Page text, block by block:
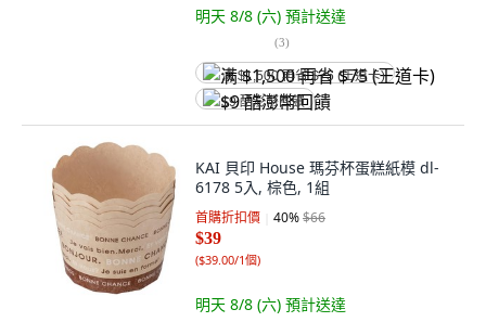
明天 8/8 (六) 預計送達
(3)
满 $1,500 再省 $75 (王道卡)
$9 酷澎幣回饋
KAI 貝印 House 瑪芬杯蛋糕紙模 dl-
6178 5入, 棕色, 1組
首購折扣價 40%$66
$39
($39.00/1個)
明天 8/8 (六) 預計送達